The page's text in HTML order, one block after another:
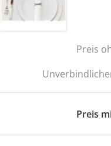
Preis
Preis